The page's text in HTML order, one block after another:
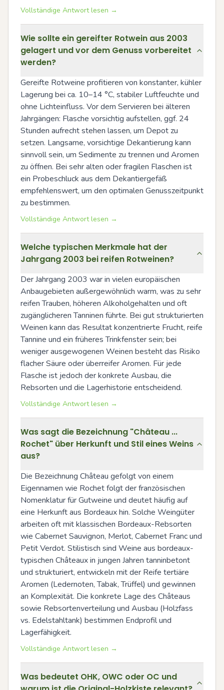
Vollständige Antwort lesen →
Wie sollte ein gereifter Rotwein aus 2003
gelagert und vor dem Genuss vorbereitet
werden?
Gereifte Rotweine profitieren von konstanter, kühler
Lagerung bei ca. 10–14 °C, stabiler Luftfeuchte und
ohne Lichteinfluss. Vor dem Servieren bei älteren
Jahrgängen: Flasche vorsichtig aufstellen, ggf. 24
Stunden aufrecht stehen lassen, um Depot zu
setzen. Langsame, vorsichtige Dekantierung kann
sinnvoll sein, um Sedimente zu trennen und Aromen
zu öffnen. Bei sehr alten oder fragilen Flaschen ist
ein Probeschluck aus dem Dekantiergefäß
empfehlenswert, um den optimalen Genusszeitpunkt
zu bestimmen.
Vollständige Antwort lesen →
Welche typischen Merkmale hat der
Jahrgang 2003 bei reifen Rotweinen?
Der Jahrgang 2003 war in vielen europäischen
Anbaugebieten außergewöhnlich warm, was zu sehr
reifen Trauben, höheren Alkoholgehalten und oft
zugänglicheren Tanninen führte. Bei gut strukturierten
Weinen kann das Resultat konzentrierte Frucht, reife
Tannine und ein früheres Trinkfenster sein; bei
weniger ausgewogenen Weinen besteht das Risiko
flacher Säure oder überreifer Aromen. Für jede
Flasche ist jedoch der konkrete Ausbau, die
Rebsorten und die Lagerhistorie entscheidend.
Vollständige Antwort lesen →
Was sagt die Bezeichnung "Château ...
Rochet" über Herkunft und Stil eines Weins
aus?
Die Bezeichnung Château gefolgt von einem
Eigennamen wie Rochet folgt der französischen
Nomenklatur für Gutweine und deutet häufig auf
eine Herkunft aus Bordeaux hin. Solche Weingüter
arbeiten oft mit klassischen Bordeaux-Rebsorten
wie Cabernet Sauvignon, Merlot, Cabernet Franc und
Petit Verdot. Stilistisch sind Weine aus bordeaux-
typischen Châteaux in jungen Jahren tanninbetont
und strukturiert, entwickeln mit der Reife tertiäre
Aromen (Ledernoten, Tabak, Trüffel) und gewinnen
an Komplexität. Die konkrete Lage des Châteaus
sowie Rebsortenverteilung und Ausbau (Holzfass
vs. Edelstahltank) bestimmen Endprofil und
Lagerfähigkeit.
Vollständige Antwort lesen →
Was bedeutet OHK, OWC oder OC und